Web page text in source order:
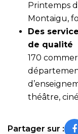
Printemps
Montaigu,
Des
de qualité
170
théâtre,
Partager sur :